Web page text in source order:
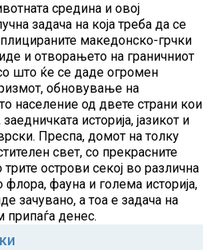
средина и овој
задача на која треба да се
македонско-грчки
и отворањето на граничниот
што ќе се даде огромен
обновување на
население од двете страни кои
историја, јазикот и
Преспа, домот на толку
свет, со прекрасните
острови секој во различна
флора, фауна и голема историја,
зачувано, а тоа е задача на
припаѓа денес.